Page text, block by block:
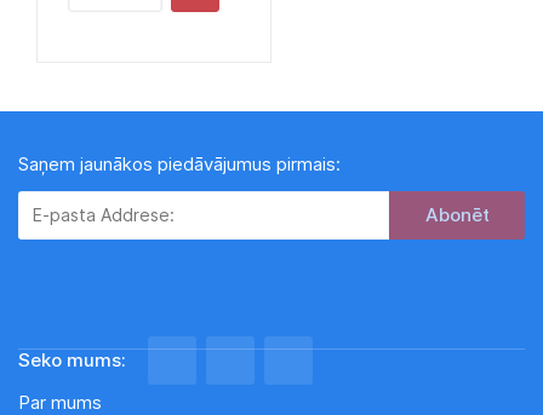
Saņem jaunākos piedāvājumus pirmais:
Subscribe
Seko mums:
Par mums